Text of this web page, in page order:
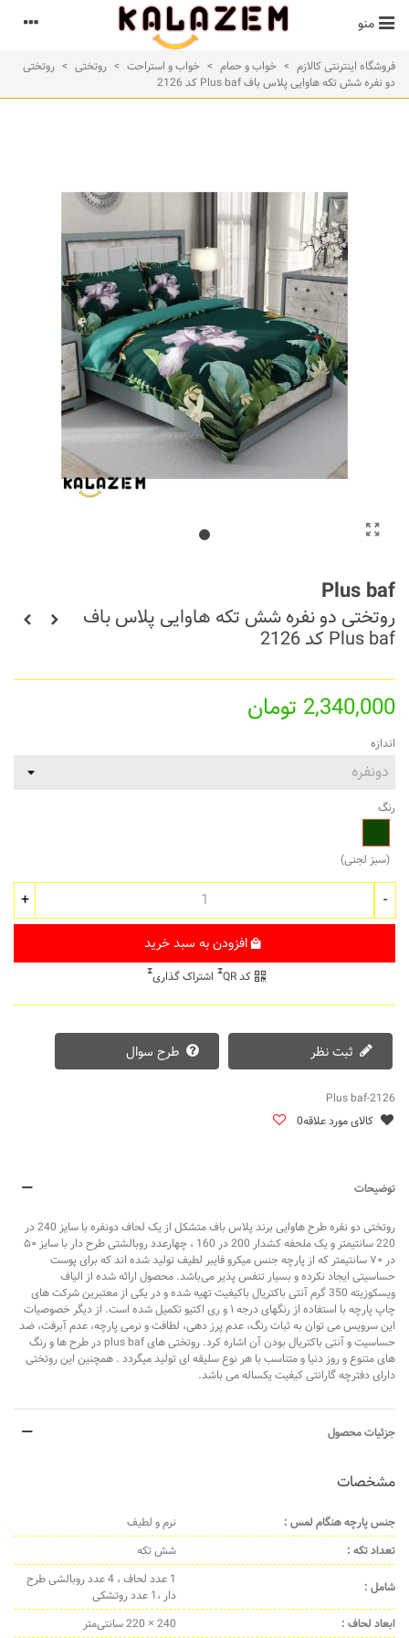
منو
فروشگاه اینترنتی کالازم > خواب و حمام > خواب و استراحت > روتختی > روتختی
دو نفره شش تکه هاوایی پلاس باف Plus baf کد 2126
Plus baf
روتختی دو نفره شش تکه هاوایی پلاس باف
Plus baf کد 2126
2,340,000 تومان
اندازه
رنگ
لجنی
(سبز لجنی)
-
+
افزودن به سبد خرید
کد QR اشتراک گذاری
ثبت نظر طرح سوال
Plus baf-2126
کالای مورد علاقه0
توضیحات
روتختی دو نفره طرح هاوایی برند پلاس باف متشکل از یک لحاف دونفره با سایز 240 در
220 سانتیمتر و یک ملحفه کشدار 200 در 160 ، چهارعدد روبالشتی طرح دار با سایز ۵۰
در ۷۰ سانتیمتر که از پارچه جنس میکرو فایبر لطیف تولید شده اند که برای پوست
حساسیتی ایجاد نکرده و بسیار تنفس پذیر می‌باشد. محصول ارائه شده از الیاف
ویسکوزیته 350 گرم آنتی باکتریال باکیفیت تهیه شده و در یکی از معتبرین شرکت های
چاپ پارچه با استفاده از رنگهای درجه ۱ و ری اکتیو تکمیل شده است. از دیگر ﺧﺼﻮﺻﯿﺎت
این سرویس می توان به ﺛﺒﺎت رﻧﮓ، ﻋﺪم ﭘﺮز دﻫﯽ، ﻟﻄﺎﻓﺖ و ﻧﺮﻣﯽ پارچه، عدم آﺑﺮﻓﺖ، ضد
حساسیت و آنتی باکتریال بودن آن اشاره کرد. روتختی های plus baf در طرح ها و رنگ
های متنوع و روز دنیا و متناسب با هر نوع سلیقه ای تولید میگردد . همچنین این روتختی
دارای دفترچه گارانتی کیفیت یکساله می باشد.
جزئیات محصول
مشخصات
جنس پارچه هنگام لمس :
نرم و لطیف
تعداد تکه :
شش تکه
شامل :
1 عدد لحاف ، 4 عدد روبالشی طرح
دار ،1 عدد روتشکی
ابعاد لحاف :
240 × 220 سانتی‌متر